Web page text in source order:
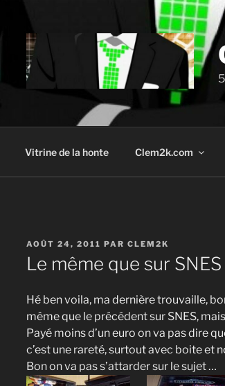
Vitrine de la honte Clem2k.com
PUBLIÉ
LE
AOÛT 24, 2011 PAR CLEM2K
Le même que sur
Hé ben voila, ma dernière trouvaille,
même que le précédent sur SNES,
Payé moins d’un euro on va pas dire
c’est une rareté, surtout avec boite et
Bon on va pas s’attarder sur le sujet …